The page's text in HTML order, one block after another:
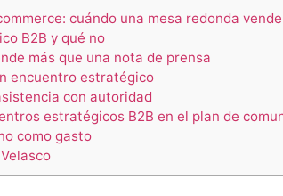
cuándo una mesa redonda
B2B y qué no
más que una nota de prensa
encuentro estratégico
con autoridad
estratégicos B2B en el plan de
como gasto